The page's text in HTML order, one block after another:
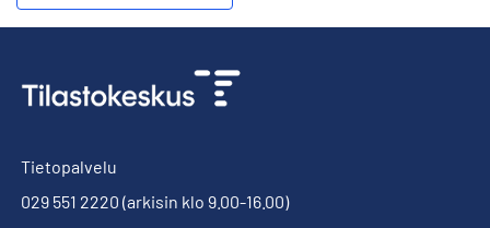
Tietopalvelu
029 551 2220 (arkisin klo 9.00-16.00)